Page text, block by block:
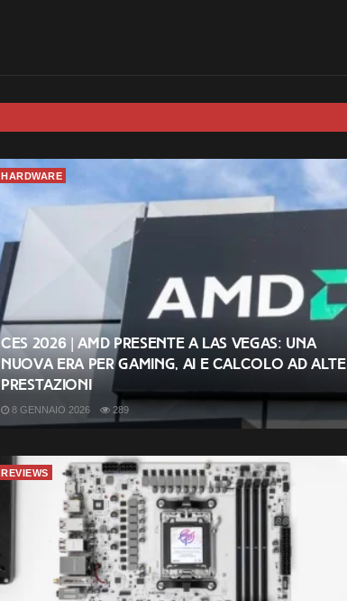
HARDWARE
CES 2026 | AMD presente a Las Vegas: una
nuova era per gaming, AI e calcolo ad alte
prestazioni
8 GENNAIO 2026 289
REVIEWS